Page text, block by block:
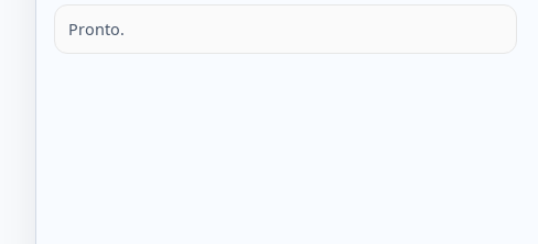
Pronto.